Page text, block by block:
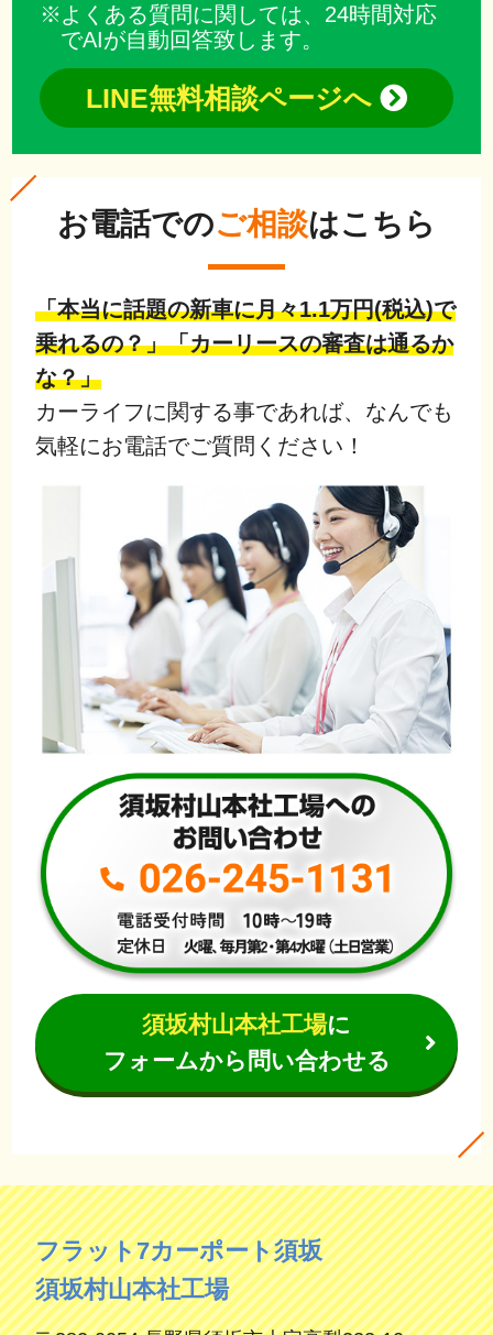
よくある質問に関しては、24時間対応
でAIが自動回答致します。
LINE無料相談ページへ
お電話でのご相談はこちら
「本当に話題の新車に月々1.1万円(税込)で
乗れるの？」「カーリースの審査は通るか
な？」
カーライフに関する事であれば、なんでも
気軽にお電話でご質問ください！
須坂村山本社工場に
フォームから問い合わせる
フラット7カーポート須坂
須坂村山本社工場